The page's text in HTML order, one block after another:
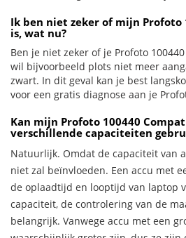
Ik ben niet zeker of mijn
is, wat nu?
Ben je niet zeker of je Profoto
wil bijvoorbeeld plots niet meer
zwart. In dit geval kan je best
voor een gratis diagnose aan je
Kan mijn Profoto 100440
verschillende capaciteiten
Natuurlijk. Omdat de capaciteit van
niet zal beïnvloeden. Een accu met
de oplaadtijd en looptijd van laptop
capaciteit, de controlering van de
belangrijk. Vanwege accu met een